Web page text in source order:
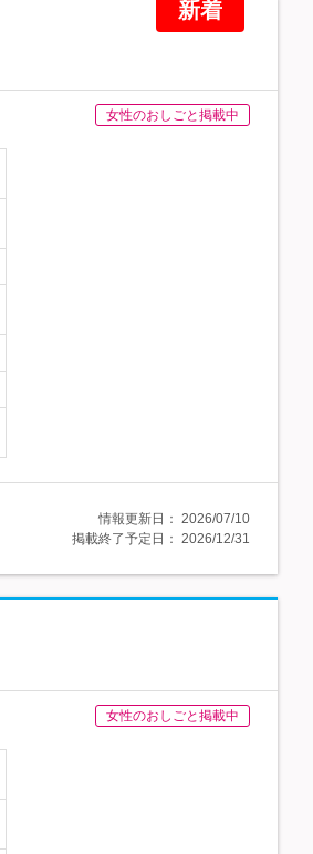
新着
女性のおしごと掲載中
情報更新日： 2026/07/10
掲載終了予定日： 2026/12/31
女性のおしごと掲載中